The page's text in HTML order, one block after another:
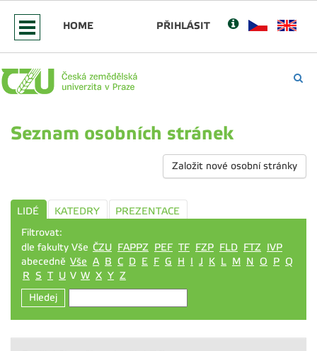
HOME PŘIHLÁSIT
Seznam osobních stránek
Založit nové osobní stránky
LIDÉ KATEDRY
PREZENTACE
Filtrovat:
dle fakulty Vše ČZU FAPPZ PEF TF FZP FLD FTZ IVP
abecedně Vše A B C D E F G H I J K L M N O P Q
R S T U V W X Y Z
Hledej